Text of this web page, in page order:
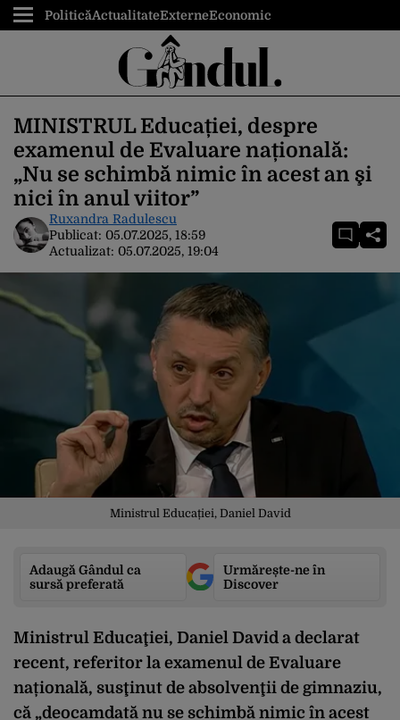
PoliticăActualitateExterneEconomic
MINISTRUL Educației, despre
examenul de Evaluare națională:
„Nu se schimbă nimic în acest an şi
nici în anul viitor”
Ruxandra Radulescu
Publicat: 05.07.2025, 18:59
Actualizat: 05.07.2025, 19:04
Ministrul Educației, Daniel David
Adaugă Gândul ca
sursă preferată
Urmărește-ne în
Discover
Ministrul Educaţiei, Daniel David a declarat
recent, referitor la examenul de Evaluare
națională, susţinut de absolvenţii de gimnaziu,
că „deocamdată nu se schimbă nimic în acest